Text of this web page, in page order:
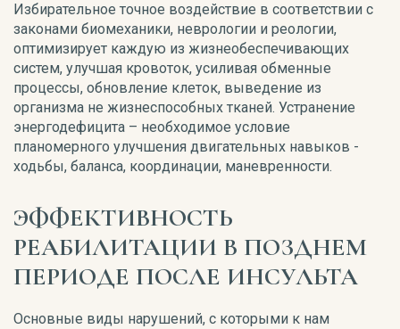
Избирательное точное воздействие в соответствии с
законами биомеханики, неврологии и реологии,
оптимизирует каждую из жизнеобеспечивающих
систем, улучшая кровоток, усиливая обменные
процессы, обновление клеток, выведение из
организма не жизнеспособных тканей. Устранение
энергодефицита – необходимое условие
планомерного улучшения двигательных навыков -
ходьбы, баланса, координации, маневренности.
ЭФФЕКТИВНОСТЬ
РЕАБИЛИТАЦИИ В ПОЗДНЕМ
ПЕРИОДЕ ПОСЛЕ ИНСУЛЬТА
Основные виды нарушений, с которыми к нам